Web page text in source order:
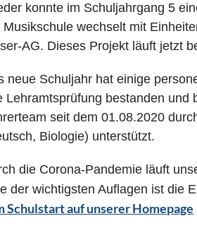
konnte im Schuljahrgang 5
Musikschule wechselt mit
AG. Dieses Projekt läuft jetzt
neue Schuljahr hat einige
Lehramtsprüfung bestanden
seit dem 01.08.2020
Biologie) unterstützt.
die Corona-Pandemie läuft
der wichtigsten Auflagen ist die
Schulstart auf unserer Homepage